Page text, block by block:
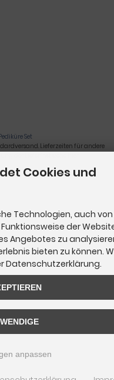
Set
Lieferzeiten für andere
Nagelfräser © 2026
Cookies und
Technologien, auch von
der
Angebotes zu
bieten zu können.
Datenschutzerklärung.
anpassen